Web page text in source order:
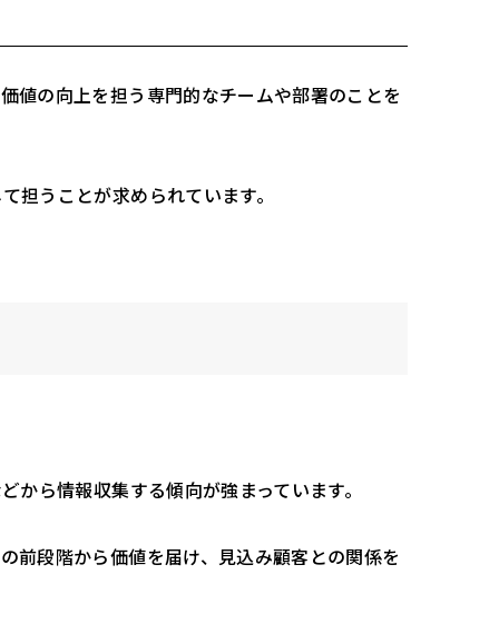
値の向上を担う専門的なチームや部署のことを
担うことが求められています。
ら情報収集する傾向が強まっています。
前段階から価値を届け、見込み顧客との関係を